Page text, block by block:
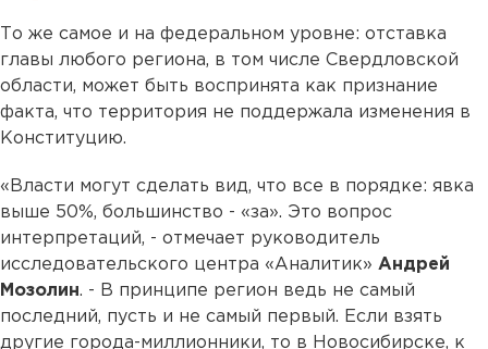
То же самое и на федеральном уровне: отставка
главы любого региона, в том числе Свердловской
области, может быть воспринята как признание
факта, что территория не поддержала изменения в
Конституцию.
«Власти могут сделать вид, что все в порядке: явка
выше 50%, большинство - «за». Это вопрос
интерпретаций, - отмечает руководитель
исследовательского центра «Аналитик» Андрей
Мозолин. - В принципе регион ведь не самый
последний, пусть и не самый первый. Если взять
другие города-миллионники, то в Новосибирске, к